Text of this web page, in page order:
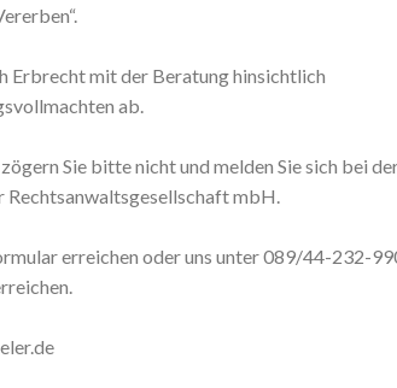
Erbrecht mit der Beratung hinsichtlich
ab.
Sie bitte nicht und melden Sie sich bei
Rechtsanwaltsgesellschaft mbH.
erreichen oder uns unter 089/44-232-